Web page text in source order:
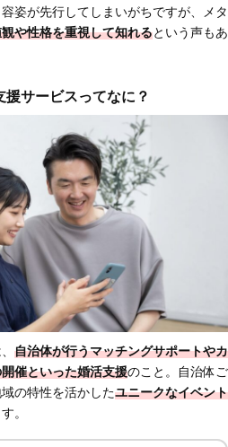
姿が先行してしまいがちですが、メタ
や性格を重視して知れるという声もあ
サービスってなに？
自治体が行うマッチングサポートやカ
催といった婚活支援のこと。自治体ご
の特性を活かしたユニークなイベント
。